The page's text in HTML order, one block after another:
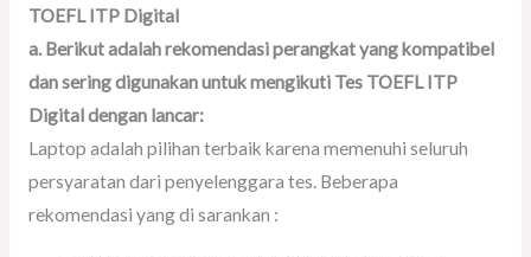
TOEFL ITP Digital
a. Berikut adalah rekomendasi perangkat yang kompatibel
dan sering digunakan untuk mengikuti Tes TOEFL ITP
Digital dengan lancar:
Laptop adalah pilihan terbaik karena memenuhi seluruh
persyaratan dari penyelenggara tes. Beberapa
rekomendasi yang di sarankan :